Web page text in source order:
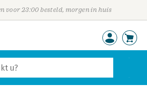
voor 23:00 besteld, morgen in huis